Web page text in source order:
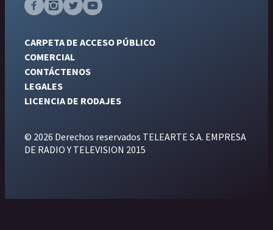
CARPETA DE ACCESO PÚBLICO
COMERCIAL
CONTÁCTENOS
LEGALES
LICENCIA DE RODAJES
© 2026 Derechos reservados TELEARTE S.A. EMPRESA
DE RADIO Y TELEVISION 2015